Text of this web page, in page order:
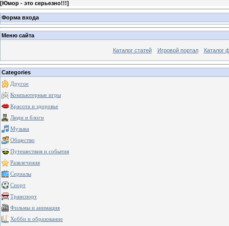
[Юмор - это серьезно!!!]
Форма входа
Меню сайта
Каталог статей Игровой портал Каталог
Categories
Другое
Компьютерные игры
Красота и здоровье
Люди и блоги
Музыка
Общество
Путешествия и события
Развлечения
Сериалы
Спорт
Транспорт
Фильмы и анимация
Хобби и образование